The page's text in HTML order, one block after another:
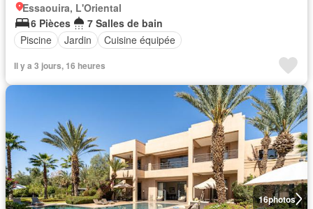
Essaouira, L'Oriental
6 Pièces
7 Salles de bain
Piscine
Jardin Cuisine équipée
Il y a 3 jours, 16 heures
16photos